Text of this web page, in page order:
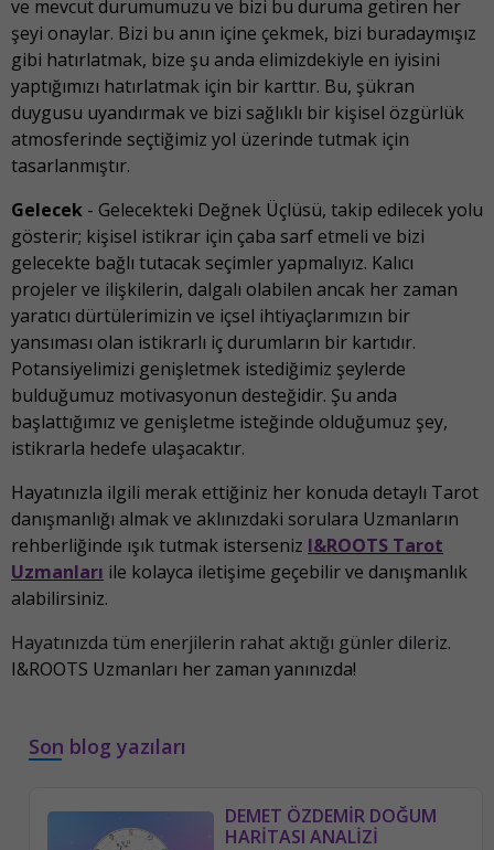
ve mevcut durumumuzu ve bizi bu duruma getiren her
şeyi onaylar. Bizi bu anın içine çekmek, bizi buradaymışız
gibi hatırlatmak, bize şu anda elimizdekiyle en iyisini
yaptığımızı hatırlatmak için bir karttır. Bu, şükran
duygusu uyandırmak ve bizi sağlıklı bir kişisel özgürlük
atmosferinde seçtiğimiz yol üzerinde tutmak için
tasarlanmıştır.
Gelecek - Gelecekteki Değnek Üçlüsü, takip edilecek yolu
gösterir; kişisel istikrar için çaba sarf etmeli ve bizi
gelecekte bağlı tutacak seçimler yapmalıyız. Kalıcı
projeler ve ilişkilerin, dalgalı olabilen ancak her zaman
yaratıcı dürtülerimizin ve içsel ihtiyaçlarımızın bir
yansıması olan istikrarlı iç durumların bir kartıdır.
Potansiyelimizi genişletmek istediğimiz şeylerde
bulduğumuz motivasyonun desteğidir. Şu anda
başlattığımız ve genişletme isteğinde olduğumuz şey,
istikrarla hedefe ulaşacaktır.
Hayatınızla ilgili merak ettiğiniz her konuda detaylı Tarot
danışmanlığı almak ve aklınızdaki sorulara Uzmanların
rehberliğinde ışık tutmak isterseniz I&ROOTS Tarot
Uzmanları ile kolayca iletişime geçebilir ve danışmanlık
alabilirsiniz.
Hayatınızda tüm enerjilerin rahat aktığı günler dileriz.
I&ROOTS Uzmanları her zaman yanınızda!
Son blog yazıları
DEMET ÖZDEMİR DOĞUM
HARİTASI ANALİZİ